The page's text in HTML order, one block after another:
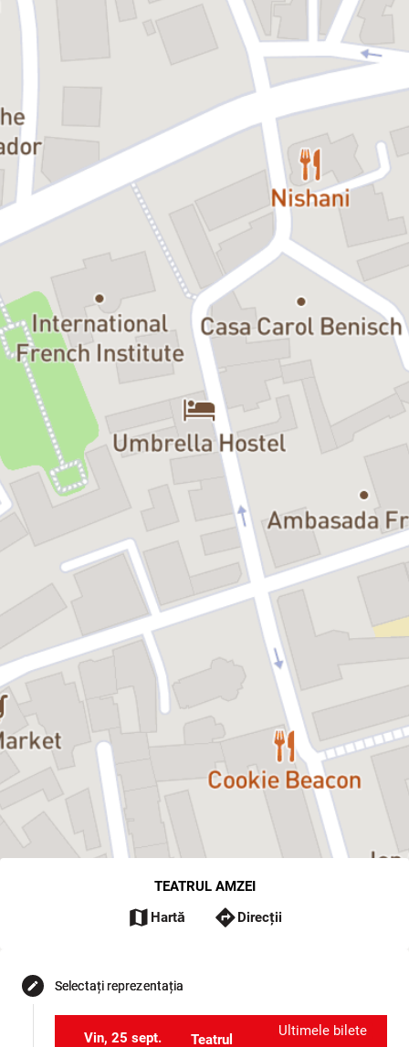
Național.
În plus, coloana sonoră este asigurată de Mihai Câmpineanu de la
Șuie Paparude și are parte de o distribuție în care toți actorii
excelează în partiturile shakespeareiene bine cunoscute.
Distribuția:
Alexandru Nicolae, Teodora Daiana Păcurar, Andreea
Moustache, Liviu Chițu, Denisa Vraja
TEATRUL AMZEI
map Hartă directionsDirecții
edit Selectați reprezentația
Vin, 25 sept.
Teatrul
Ultimele bilete